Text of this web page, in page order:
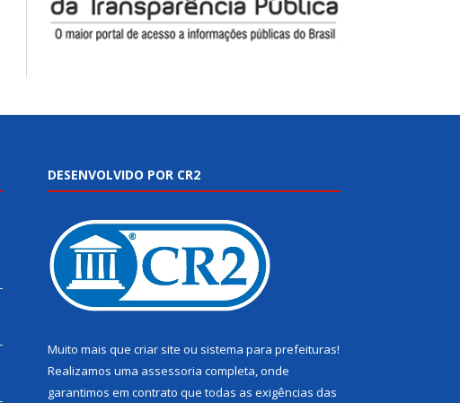
DESENVOLVIDO POR CR2
Muito mais que criar site ou sistema para prefeituras!
Realizamos uma assessoria completa, onde
garantimos em contrato que todas as exigências das